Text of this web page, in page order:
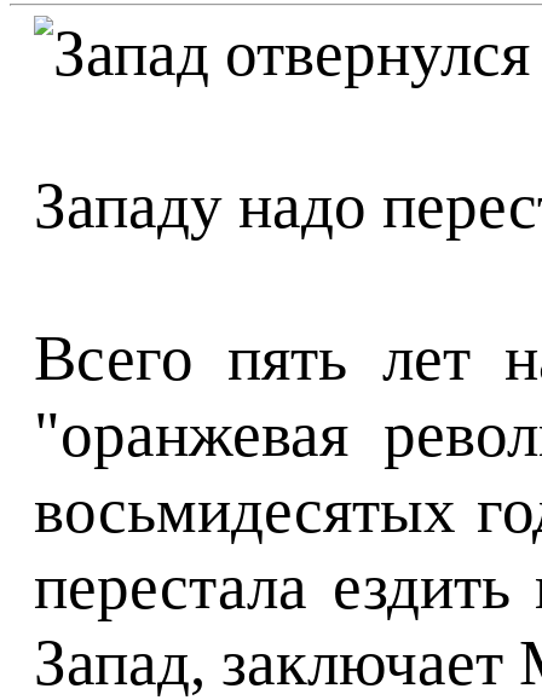
Западу надо
Всего пять лет
"оранжевая
восьмидесятых
перестала
Запад,